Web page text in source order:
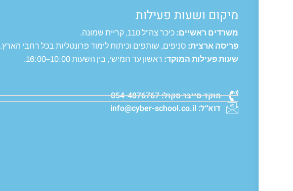
מיקום ושעות פעילות
משרדים ראשיים: כיכר צה”ל 110, קריית שמונה.
פריסה ארצית: סניפים, שותפים וכיתות לימוד פרונטליות בכל רחבי הארץ.
שעות פעילות המוקד: ראשון עד חמישי, בין השעות 10:00–16:00.
מוקד סייבר סקול: 054-4876767
דוא״ל: info@cyber-school.co.il